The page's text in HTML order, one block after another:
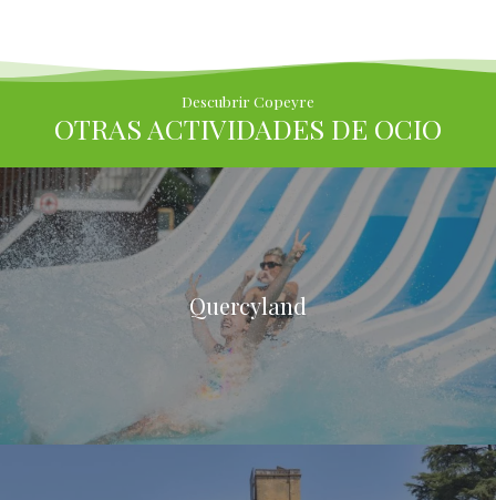
Descubrir Copeyre
OTRAS ACTIVIDADES DE OCIO
Quercyland